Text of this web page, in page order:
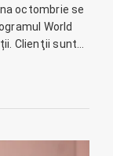
octombrie se
World
Clienţii sunt…